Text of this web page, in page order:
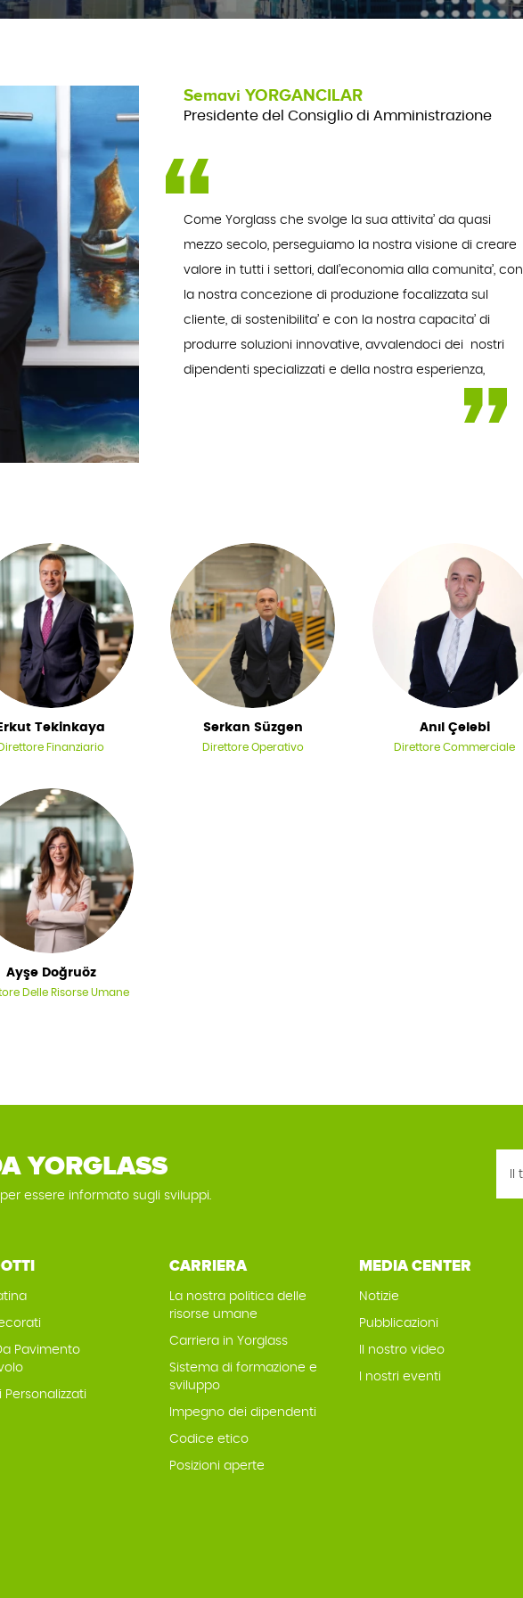
Semavi YORGANCILAR
Presidente del Consiglio di Amministrazione
Come Yorglass che svolge la sua attivita’ da quasi
mezzo secolo, perseguiamo la nostra visione di creare
valore in tutti i settori, dall’economia alla comunita’, con
la nostra concezione di produzione focalizzata sul
cliente, di sostenibilita’ e con la nostra capacita’ di
produrre soluzioni innovative, avvalendoci dei nostri
dipendenti specializzati e della nostra esperienza,
Erkut Tekinkaya
Direttore Finanziario
Serkan Süzgen
Direttore Operativo
Anıl Çelebi
Direttore Commerciale
Ayşe Doğruöz
Delle Risorse Umane
YORGLASS
essere informato sugli sviluppi.
Pavimento
Personalizzati
CARRIERA
La nostra politica delle
risorse umane
Carriera in Yorglass
Sistema di formazione e
sviluppo
Impegno dei dipendenti
Codice etico
Posizioni aperte
MEDIA CENTER
Notizie
Pubblicazioni
Il nostro video
I nostri eventi